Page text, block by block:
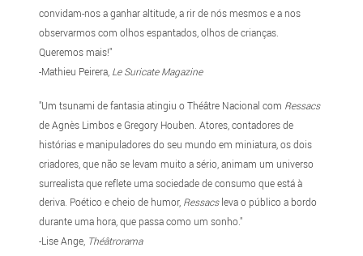
convidam-nos a ganhar altitude, a rir de nós mesmos e a nos
observarmos com olhos espantados, olhos de crianças.
Queremos mais!"
-Mathieu Peirera, Le Suricate Magazine
"Um tsunami de fantasia atingiu o Théâtre Nacional com Ressacs
de Agnès Limbos e Gregory Houben. Atores, contadores de
histórias e manipuladores do seu mundo em miniatura, os dois
criadores, que não se levam muito a sério, animam um universo
surrealista que reflete uma sociedade de consumo que está à
deriva. Poético e cheio de humor, Ressacsleva o público a bordo
durante uma hora, que passa como um sonho."
-Lise Ange, Théâtrorama